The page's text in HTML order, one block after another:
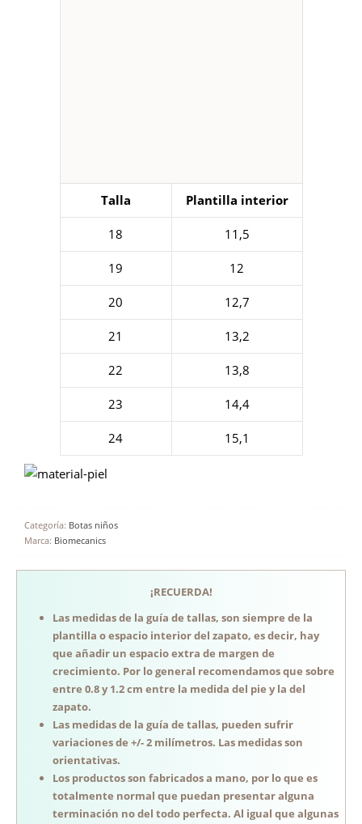
Talla Plantilla interior
18 11,5
19 12
20 12,7
21 13,2
22 13,8
23 14,4
24 15,1
Categoría: Botas niños
Marca: Biomecanics
¡RECUERDA!
Las medidas de la guía de tallas, son siempre de la
plantilla o espacio interior del zapato, es decir, hay
que añadir un espacio extra de margen de
crecimiento. Por lo general recomendamos que sobre
entre 0.8 y 1.2 cm entre la medida del pie y la del
zapato.
Las medidas de la guía de tallas, pueden sufrir
variaciones de +/- 2 milímetros. Las medidas son
orientativas.
Los productos son fabricados a mano, por lo que es
totalmente normal que puedan presentar alguna
terminación no del todo perfecta. Al igual que algunas